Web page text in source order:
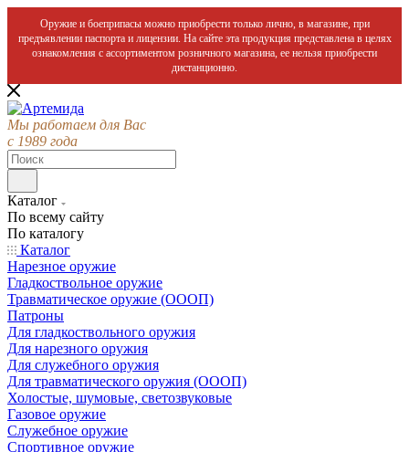
Оружие и боеприпасы можно приобрести только лично, в магазине, при
предъявлении паспорта и лицензии. На сайте эта продукция представлена в целях
ознакомления с ассортиментом розничного магазина, ее нельзя приобрести
дистанционно.
Мы работаем для Вас
с 1989 года
Каталог
По всему сайту
По каталогу
Каталог
Нарезное оружие
Гладкоствольное оружие
Травматическое оружие (ОООП)
Патроны
Для гладкоствольного оружия
Для нарезного оружия
Для служебного оружия
Для травматического оружия (ОООП)
Холостые, шумовые, светозвуковые
Газовое оружие
Служебное оружие
Спортивное оружие